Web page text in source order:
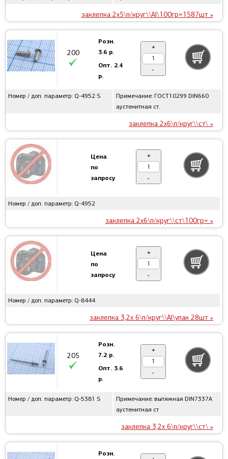
заклепка 2x5\п/круг\\Al\100гр=1587шт »
Номер / доп. параметр: Q-4952 S
Примечание: ГОСТ10299 DIN660
аустенитная ст.
заклепка 2x6\п/круг\\ст\ »
200
Розн.
3.6 р.
Опт. 2.4
р.
+
-
Номер / доп. параметр: Q-4952
заклепка 2х6\п/круг\\ст\100гр= »
Цена
по
запросу
+
-
Номер / доп. параметр: Q-8444
заклепка 3,2x 6\п/круг\\Al\упак 28шт »
Цена
по
запросу
+
-
Номер / доп. параметр: Q-5381 S
Примечание: вытяжная DIN7337A
аустенитная ст
заклепка 3,2x 6\п/круг\\ст\ »
205
Розн.
7.2 р.
Опт. 3.6
р.
+
-
Розн.